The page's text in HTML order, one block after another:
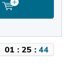
01 : 25 : 44